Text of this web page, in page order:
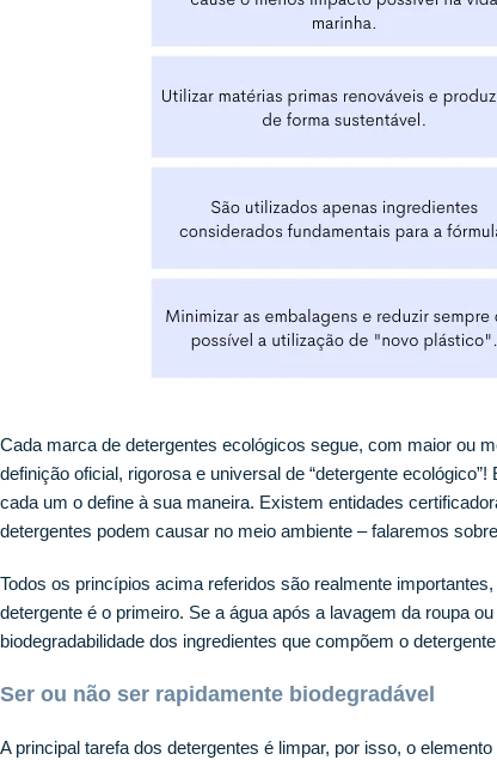
Cada marca de detergentes ecológicos segue, com maior ou
definição oficial, rigorosa e universal de “detergente
cada um o define à sua maneira. Existem entidades
detergentes podem causar no meio ambiente – falaremos
Todos os princípios acima referidos são realmente
detergente é o primeiro. Se a água após a lavagem da roupa
biodegradabilidade dos ingredientes que compõem o
Ser ou não ser rapidamente biodegradável
A principal tarefa dos detergentes é limpar, por isso, o